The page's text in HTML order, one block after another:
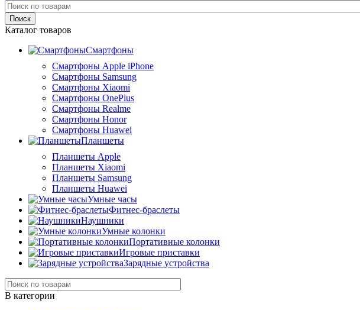
Поиск
Каталог товаров
Смартфоны
Смартфоны Apple iPhone
Смартфоны Samsung
Смартфоны Xiaomi
Смартфоны OnePlus
Смартфоны Realme
Смартфоны Honor
Смартфоны Huawei
Планшеты
Планшеты Apple
Планшеты Xiaomi
Планшеты Samsung
Планшеты Huawei
Умные часы
Фитнес-браслеты
Наушники
Умные колонки
Портативные колонки
Игровые приставки
Зарядные устройства
В категории